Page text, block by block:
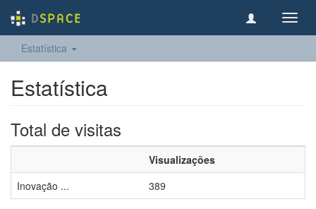
Estatística
Estatística
Total de visitas
Visualizações
Inovação ...
389